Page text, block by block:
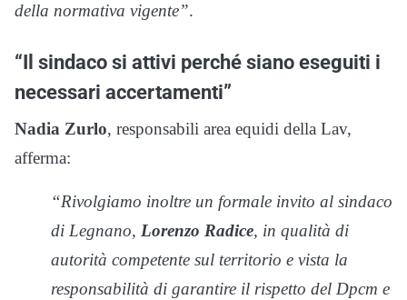
della normativa vigente”.
“Il sindaco si attivi perché siano eseguiti i
necessari accertamenti”
Nadia Zurlo, responsabili area equidi della Lav,
afferma:
“Rivolgiamo inoltre un formale invito al sindaco
di Legnano, Lorenzo Radice, in qualità di
autorità competente sul territorio e vista la
responsabilità di garantire il rispetto del Dpcm e